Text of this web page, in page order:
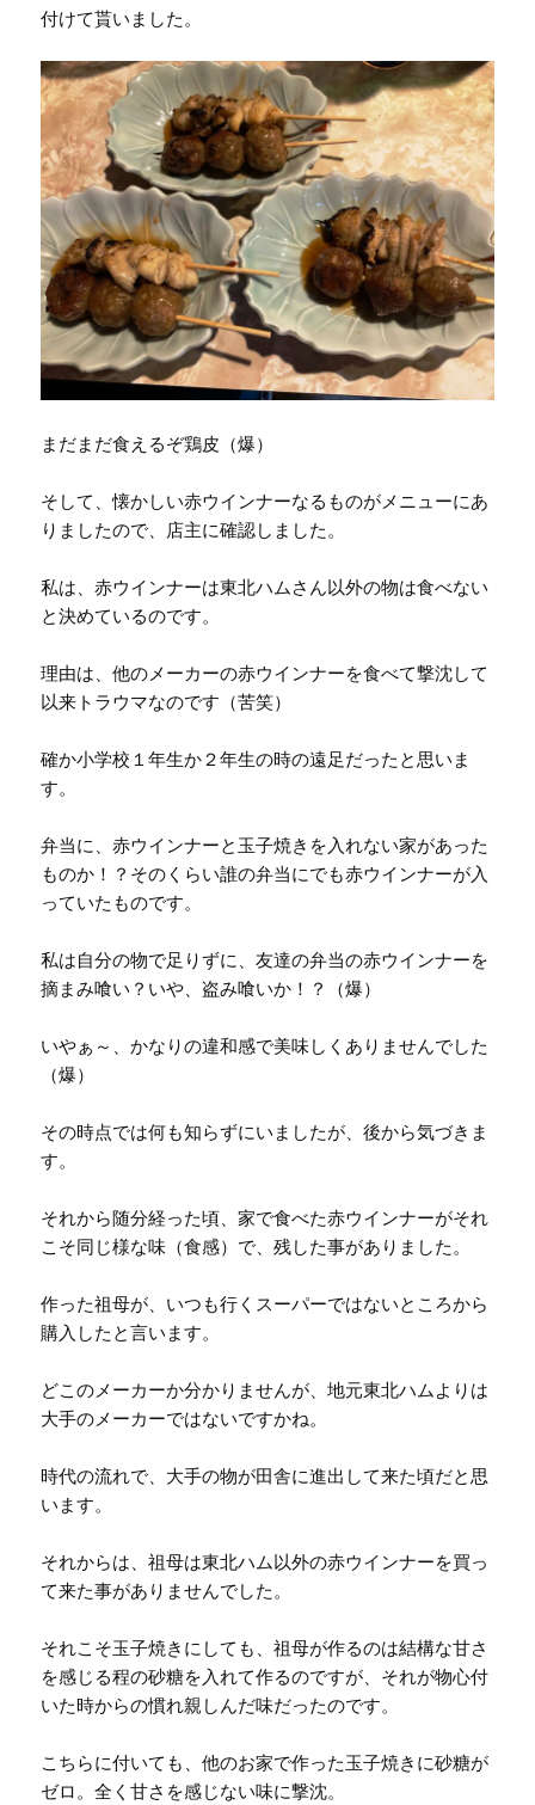
付けて貰いました。
まだまだ食えるぞ鶏皮（爆）
そして、懐かしい赤ウインナーなるものがメニューにあ
りましたので、店主に確認しました。
私は、赤ウインナーは東北ハムさん以外の物は食べない
と決めているのです。
理由は、他のメーカーの赤ウインナーを食べて撃沈して
以来トラウマなのです（苦笑）
確か小学校１年生か２年生の時の遠足だったと思いま
す。
弁当に、赤ウインナーと玉子焼きを入れない家があった
ものか！？そのくらい誰の弁当にでも赤ウインナーが入
っていたものです。
私は自分の物で足りずに、友達の弁当の赤ウインナーを
摘まみ喰い？いや、盗み喰いか！？（爆）
いやぁ～、かなりの違和感で美味しくありませんでした
（爆）
その時点では何も知らずにいましたが、後から気づきま
す。
それから随分経った頃、家で食べた赤ウインナーがそれ
こそ同じ様な味（食感）で、残した事がありました。
作った祖母が、いつも行くスーパーではないところから
購入したと言います。
どこのメーカーか分かりませんが、地元東北ハムよりは
大手のメーカーではないですかね。
時代の流れで、大手の物が田舎に進出して来た頃だと思
います。
それからは、祖母は東北ハム以外の赤ウインナーを買っ
て来た事がありませんでした。
それこそ玉子焼きにしても、祖母が作るのは結構な甘さ
を感じる程の砂糖を入れて作るのですが、それが物心付
いた時からの慣れ親しんだ味だったのです。
こちらに付いても、他のお家で作った玉子焼きに砂糖が
ゼロ。全く甘さを感じない味に撃沈。